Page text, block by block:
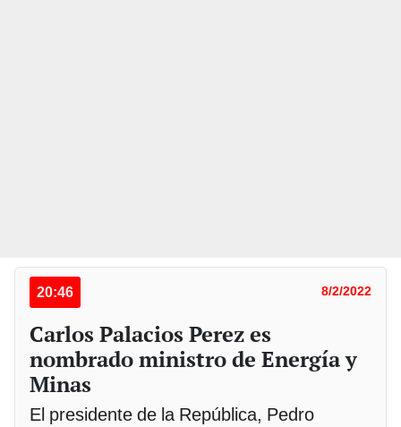
20:46 8/2/2022
Carlos Palacios Perez es
nombrado ministro de Energía y
Minas
El presidente de la República, Pedro